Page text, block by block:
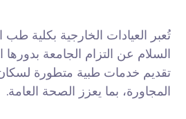
تُعبر العيادات الخارجية بكلية طب
السلام عن التزام الجامعة
تقديم خدمات طبية متطورة
المجاورة، بما يعزز الصحة العامة.